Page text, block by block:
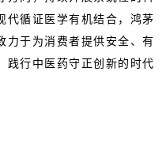
代循证医学有机结合，鸿茅
力于为消费者提供安全、有
践行中医药守正创新的时代